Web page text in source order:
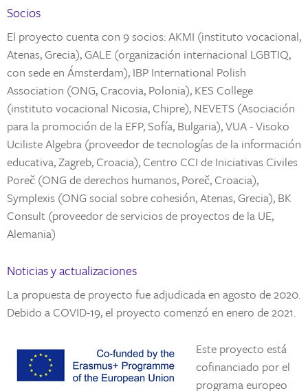
Socios
El proyecto cuenta con 9 socios: AKMI (instituto vocacional,
Atenas, Grecia), GALE (organización internacional LGBTIQ,
con sede en Ámsterdam), IBP International Polish
Association (ONG, Cracovia, Polonia), KES College
(instituto vocacional Nicosia, Chipre), NEVETS (Asociación
para la promoción de la EFP, Sofía, Bulgaria), VUA - Visoko
Uciliste Algebra (proveedor de tecnologías de la información
educativa, Zagreb, Croacia), Centro CCI de Iniciativas Civiles
Poreč (ONG de derechos humanos, Poreč, Croacia),
Symplexis (ONG social sobre cohesión, Atenas, Grecia), BK
Consult (proveedor de servicios de proyectos de la UE,
Alemania)
Noticias y actualizaciones
La propuesta de proyecto fue adjudicada en agosto de 2020.
Debido a COVID-19, el proyecto comenzó en enero de 2021.
Este proyecto está
cofinanciado por el
programa europeo